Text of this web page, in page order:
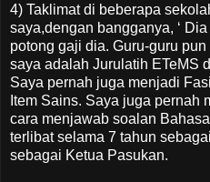
4) Taklimat di beberapa
saya,dengan bangganya, ‘
potong gaji dia. Guru-guru
saya adalah Jurulatih ETeMS
Saya pernah juga menjadi
Item Sains. Saya juga pernah
cara menjawab soalan
terlibat selama 7 tahun
sebagai Ketua Pasukan.